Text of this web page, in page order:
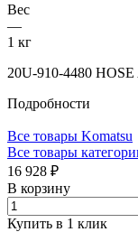
Вес
—
1 кг
20U-910-4480
Подробности
Все товары Komatsu
Все товары
16 928 ₽
В корзину
Купить в 1 клик